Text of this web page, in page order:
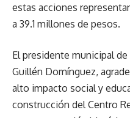
estas acciones
a 39.1 millones de pesos.
El presidente municipal
Guillén Domínguez,
alto impacto social y
construcción del Centro